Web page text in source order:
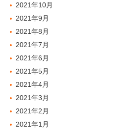
2021年10月
2021年9月
2021年8月
2021年7月
2021年6月
2021年5月
2021年4月
2021年3月
2021年2月
2021年1月